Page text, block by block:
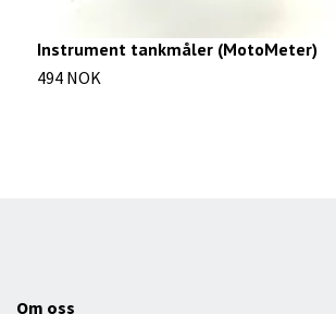
Instrument tankmåler (MotoMeter)
494 NOK
Om oss